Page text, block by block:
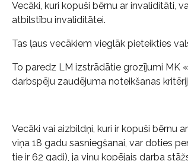
Vecāki, kuri kopuši bērnu ar invaliditāti,
atbilstību invaliditātei.
Tas ļaus vecākiem vieglāk pieteikties
To paredz LM izstrādātie grozījumi MK
darbspēju zaudējuma noteikšanas
Vecāki vai aizbildņi, kuri ir kopuši bērnu
viņa 18 gadu sasniegšanai, var doties
tie ir 62 gadi), ja viņu kopējais darba